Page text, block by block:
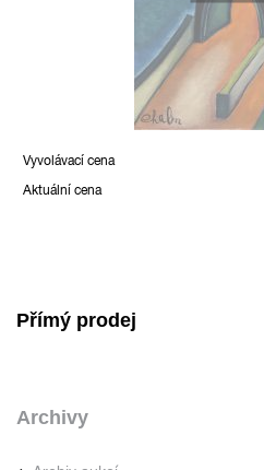
Vyvolávací cena
Aktuální cena
Přímý prodej
Archivy